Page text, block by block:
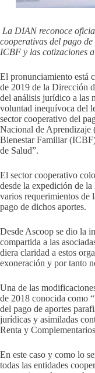
La DIAN reconoce
cooperativas del pago
ICBF y las cotizaciones
El pronunciamiento está
de 2019 de la Dirección
del análisis jurídico a las
voluntad inequívoca del
sector cooperativo del
Nacional de
Bienestar Familiar
de Salud”.
El sector cooperativo
desde la expedición de
varios requerimientos de
pago de dichos aportes.
Desde Ascoop se dio la
compartida a las
diera claridad a estos
exoneración y por tanto
Una de las
de 2018 conocida como
del pago de aportes
jurídicas y asimiladas
Renta y
En este caso y como lo
todas las entidades